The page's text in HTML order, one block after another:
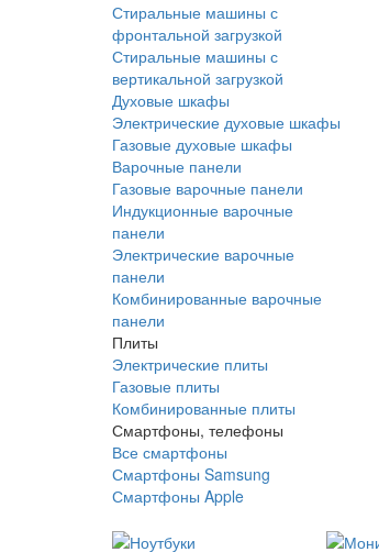
Стиральные машины с
фронтальной загрузкой
Стиральные машины с
вертикальной загрузкой
Духовые шкафы
Электрические духовые шкафы
Газовые духовые шкафы
Варочные панели
Газовые варочные панели
Индукционные варочные
панели
Электрические варочные
панели
Комбинированные варочные
панели
Плиты
Электрические плиты
Газовые плиты
Комбинированные плиты
Смартфоны, телефоны
Все смартфоны
Смартфоны Samsung
Смартфоны Apple